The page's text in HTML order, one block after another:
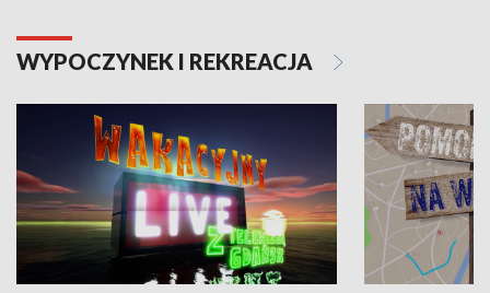
WYPOCZYNEK I REKREACJA